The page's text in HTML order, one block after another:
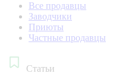
Все продавцы
Заводчики
Приюты
Частные продавцы
Статьи